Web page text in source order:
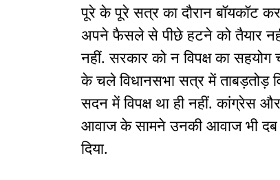
पूरे के पूरे सत्र का दौरान बॉयकॉट
अपने फैसले से पीछे हटने को तैयार
नहीं. सरकार को न विपक्ष का सहयोग
के चले विधानसभा सत्र में ताबड़तोड़
सदन में विपक्ष था ही नहीं. कांग्रेस
आवाज के सामने उनकी आवाज भी दब
दिया.